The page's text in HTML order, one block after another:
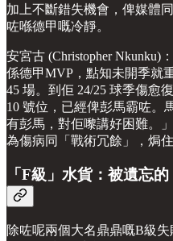
加上不斷錯失機會，俾媒體
咗喺德甲嘅冷靜。
安宮古 (Christopher Nkunku)
係德甲MVP，點知未開季就
45 場。到佢 24/25 球季傷愈
10 號位，已經俾彭馬霸咗。
有彭馬，對佢嚟講好困難。
為傷病同「戰術冗餘」，焗住
「F級」水貨：被遺忘的
除咗呢兩個大名鼎鼎嘅B級